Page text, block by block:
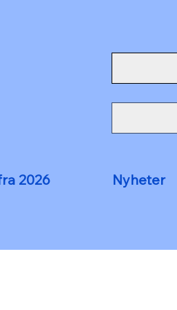
2026 Nyheter